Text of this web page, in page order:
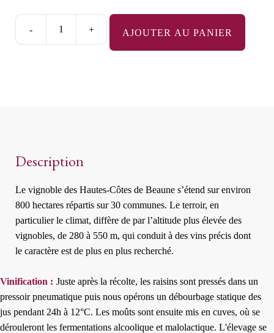
-
quantité
de
+ AJOUTER AU PANIER
Description
Le vignoble des Hautes-Côtes de Beaune s’étend sur environ
800 hectares répartis sur 30 communes. Le terroir, en
particulier le climat, diffère de par l’altitude plus élevée des
vignobles, de 280 à 550 m, qui conduit à des vins précis dont
le caractère est de plus en plus recherché.
Vinification : Juste après la récolte, les raisins sont pressés dans un
pressoir pneumatique puis nous opérons un débourbage statique des
jus pendant 24h à 12°C. Les moûts sont ensuite mis en cuves, où se
dérouleront les fermentations alcoolique et malolactique. L'élevage se